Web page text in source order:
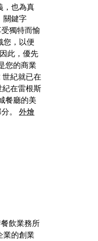
，也為真
關鍵字
獨特而愉
您，以便
因此，優先
您的商業
世紀就已在
紀在雷根斯
餐廳的美
。 外燴
飲業務所
業的創業